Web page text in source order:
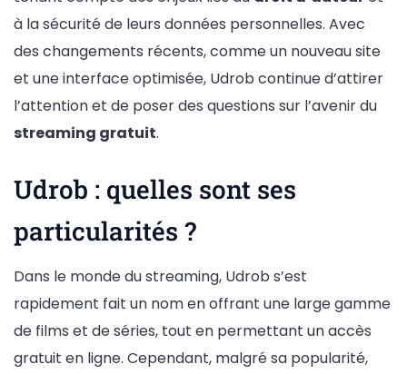
à la sécurité de leurs données personnelles. Avec
des changements récents, comme un nouveau site
et une interface optimisée, Udrob continue d’attirer
l’attention et de poser des questions sur l’avenir du
streaming gratuit.
Udrob : quelles sont ses
particularités ?
Dans le monde du streaming, Udrob s’est
rapidement fait un nom en offrant une large gamme
de films et de séries, tout en permettant un accès
gratuit en ligne. Cependant, malgré sa popularité,